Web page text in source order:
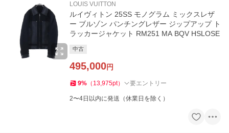
LOUIS VUITTON
ルイヴィトン 25SS モノグラム ミックスレザ
ー ブルゾン パンチングレザー ジップアップ ト
ラッカージャケット RM251 MA BQV HSLOSE
中古
495,000円
9% （ 13,975pt） 要エントリー
2〜4日以内に発送（休業日を除く）